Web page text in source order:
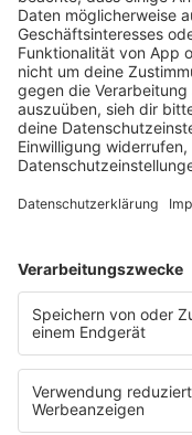
mehr lesen
Programm
Livestreams
Programschedule
KISS NATION
Aktionen